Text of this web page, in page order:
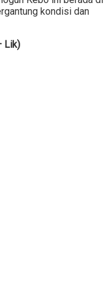
kondisi dan
Lik)